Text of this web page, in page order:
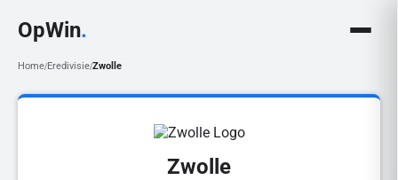
OpWin.
Home/Eredivisie/Zwolle
Zwolle